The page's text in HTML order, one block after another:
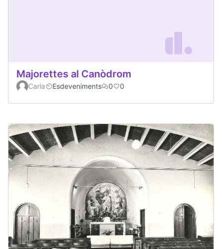
Majorettes al Canòdrom
Carla Esdeveniments 0 0